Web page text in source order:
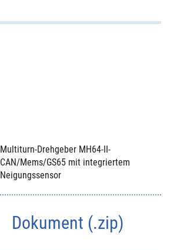
Multiturn-Drehgeber MH64-II-
CAN/Mems/GS65 mit integriertem
Neigungssensor
Dokument (.zip)